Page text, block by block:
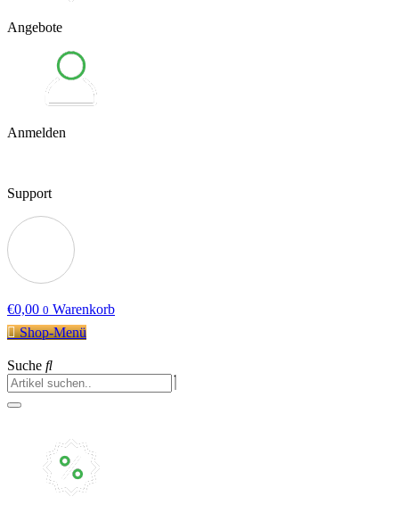
Angebote
Anmelden
Support
€0,00 0 Warenkorb
Shop-Menü
Suche